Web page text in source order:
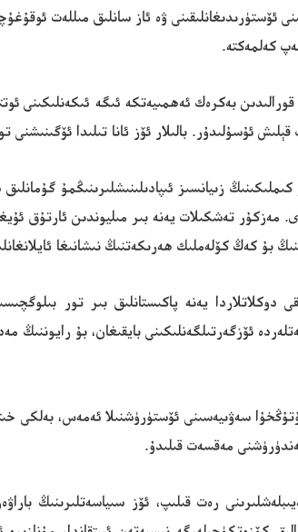
ئۆستۈرىدىغانلىقىنى ۋە ئاز سانلىق مىللەت
كەلمەكتە.
بەكرەك ئەھمىيەتكە ئىگە ئىكەنلىكىنى
ئۇسۇلىدۇر. بالىلار ئۆز ئانا تىلىدا ئۆگىنىشنى
زىيانسىز ئىپادىلىنىشلىرىنىڭمۇ
مەزكۇر تەشكىلات يەنە بىر مىليوندىن ئارتۇق
بۇ كەڭ كۆلەملىك ھەرىكەتنىڭ نىشانىغا
دوكلاتلاردا يەنە پاكىستانلىق بىر تور
ئۆزگەرتىلگەنلىكىنى بايقىغان، بۇ رايوننىڭ
سەۋىيەسىنى ئۆستۈرۈشنىلا ئەمەس، بەلكى
مەقسەت قىلىدۇ.
رەت قىلىپ، ئۆز سىياسەتلىرىنىڭ